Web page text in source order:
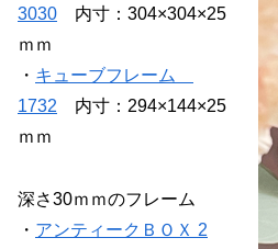
3030 内寸：304×304×25
ｍｍ
・ キューブフレーム
1732 内寸：294×144×25
ｍｍ
深さ30ｍｍのフレーム
・ アンティークＢＯＸ 2